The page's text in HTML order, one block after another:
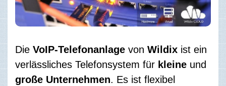
Die VoIP-Telefonanlage von Wildix ist ein
verlässliches Telefonsystem für kleine und
große Unternehmen. Es ist flexibel